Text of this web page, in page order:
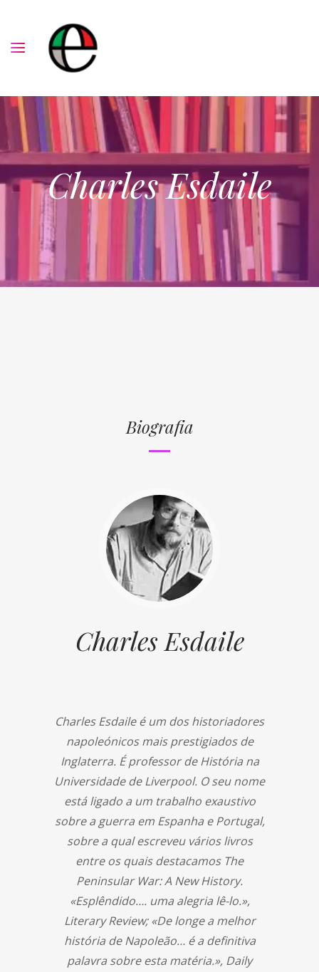
Charles Esdaile
Biografia
Charles Esdaile
Charles Esdaile é um dos historiadores
napoleónicos mais prestigiados de
Inglaterra. É professor de História na
Universidade de Liverpool. O seu nome
está ligado a um trabalho exaustivo
sobre a guerra em Espanha e Portugal,
sobre a qual escreveu vários livros
entre os quais destacamos The
Peninsular War: A New History.
«Esplêndido…. uma alegria lê-lo.»,
Literary Review; «De longe a melhor
história de Napoleão… é a definitiva
palavra sobre esta matéria.», Daily